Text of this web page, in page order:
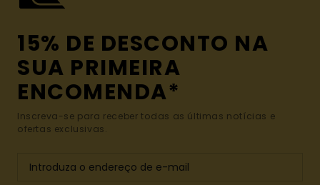
15% DE DESCONTO NA
SUA PRIMEIRA
ENCOMENDA*
Inscreva-se para receber todas as últimas notícias e
ofertas exclusivas.